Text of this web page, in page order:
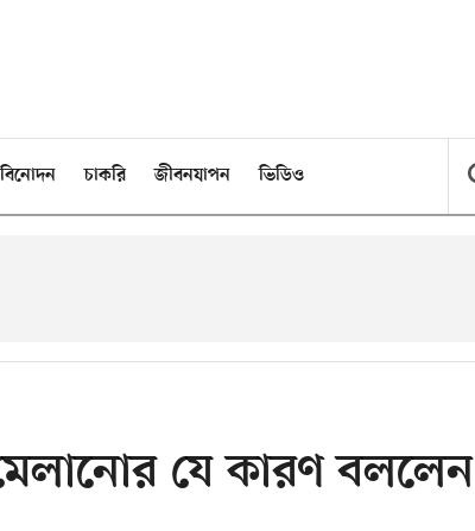
বিনোদন চাকরি জীবনযাপন ভিডিও
যে কারণ বললেন